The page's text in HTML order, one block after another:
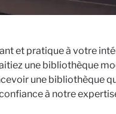
et pratique à votre
une bibliothèque
une bibliothèque
à notre